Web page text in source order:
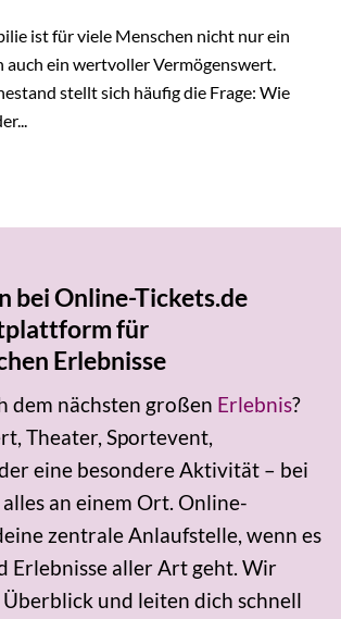
ist für viele Menschen nicht nur ein
auch ein wertvoller Vermögenswert.
stellt sich häufig die Frage: Wie
bei Online-Tickets.de
für
Erlebnisse
dem nächsten großen Erlebnis?
Theater, Sportevent,
eine besondere Aktivität – bei
an einem Ort. Online-
zentrale Anlaufstelle, wenn es
Erlebnisse aller Art geht. Wir
und leiten dich schnell